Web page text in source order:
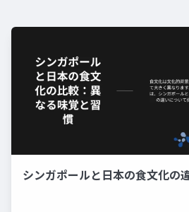
シンガポールと日本の食文化の